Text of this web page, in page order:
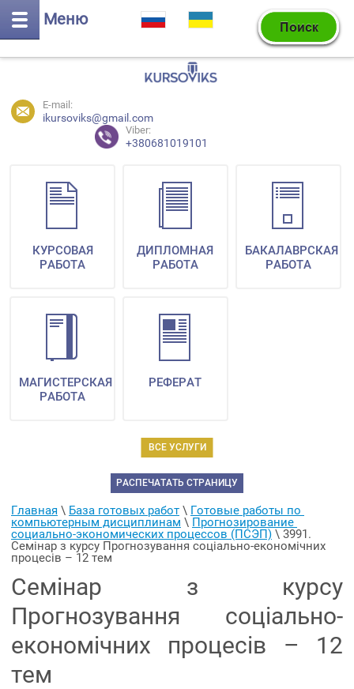
Меню
E-mail:
ikursoviks@gmail.com
Viber:
+380681019101
ВСЕ УСЛУГИ
КУРСОВАЯ
РАБОТА
ДИПЛОМНАЯ
РАБОТА
БАКАЛАВРСКАЯ
РАБОТА
МАГИСТЕРСКАЯ
РАБОТА
РЕФЕРАТ
РАСПЕЧАТАТЬ СТРАНИЦУ
Главная \ База готовых работ \ Готовые работы по
компьютерным дисциплинам \ Прогнозирование
социально-экономических процессов (ПСЭП) \ 3991.
Семінар з курсу Прогнозування соціально-економічних
процесів – 12 тем
Семінар з курсу
Прогнозування соціально-
економічних процесів – 12
тем